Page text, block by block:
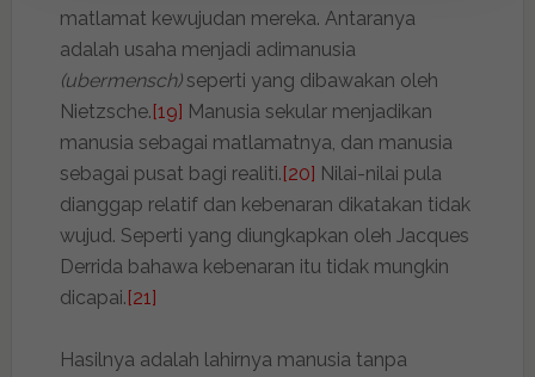
matlamat kewujudan mereka. Antaranya
adalah usaha menjadi adimanusia
(ubermensch)seperti yang dibawakan oleh
Nietzsche.[19] Manusia sekular menjadikan
manusia sebagai matlamatnya, dan manusia
sebagai pusat bagi realiti.[20] Nilai-nilai pula
dianggap relatif dan kebenaran dikatakan tidak
wujud. Seperti yang diungkapkan oleh Jacques
Derrida bahawa kebenaran itu tidak mungkin
dicapai.[21]
Hasilnya adalah lahirnya manusia tanpa